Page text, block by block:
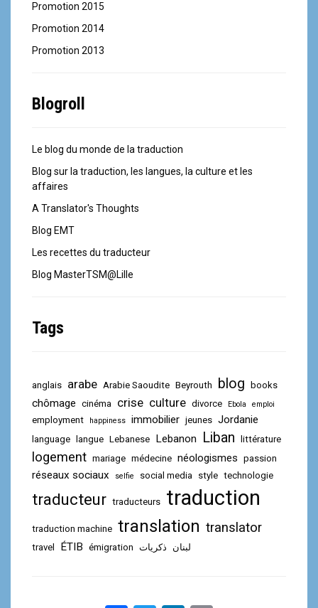
Promotion 2015
Promotion 2014
Promotion 2013
Blogroll
Le blog du monde de la traduction
Blog sur la traduction, les langues, la culture et les
affaires
A Translator's Thoughts
Blog EMT
Les recettes du traducteur
Blog MasterTSM@Lille
Tags
anglais arabe Arabie Saoudite Beyrouth blog books
chômage cinéma crise culture divorce Ebola emploi
employment happiness immobilier jeunes Jordanie
language langue Lebanese Lebanon Liban littérature
logement mariage médecine néologismes passion
réseaux sociaux selfie social media style technologie
traducteur traducteurs traduction
traduction machine translation translator
travel ÉTIB émigration ذكريات لبنان